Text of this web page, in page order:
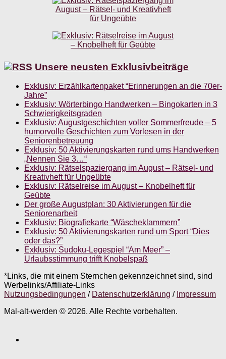
Unsere neusten Exklusivbeiträge
Exklusiv: Erzählkartenpaket “Erinnerungen an die 70er-
Jahre”
Exklusiv: Wörterbingo Handwerken – Bingokarten in 3
Schwierigkeitsgraden
Exklusiv: Augustgeschichten voller Sommerfreude – 5
humorvolle Geschichten zum Vorlesen in der
Seniorenbetreuung
Exklusiv: 50 Aktivierungskarten rund ums Handwerken
„Nennen Sie 3…“
Exklusiv: Rätselspaziergang im August – Rätsel- und
Kreativheft für Ungeübte
Exklusiv: Rätselreise im August – Knobelheft für
Geübte
Der große Augustplan: 30 Aktivierungen für die
Seniorenarbeit
Exklusiv: Biografiekarte “Wäscheklammern”
Exklusiv: 50 Aktivierungskarten rund um Sport “Dies
oder das?”
Exklusiv: Sudoku-Legespiel “Am Meer” –
Urlaubsstimmung trifft Knobelspaß
*Links, die mit einem Sternchen gekennzeichnet sind, sind
Werbelinks/Affiliate-Links
Nutzungsbedingungen / Datenschutzerklärung / Impressum
Mal-alt-werden © 2026. Alle Rechte vorbehalten.